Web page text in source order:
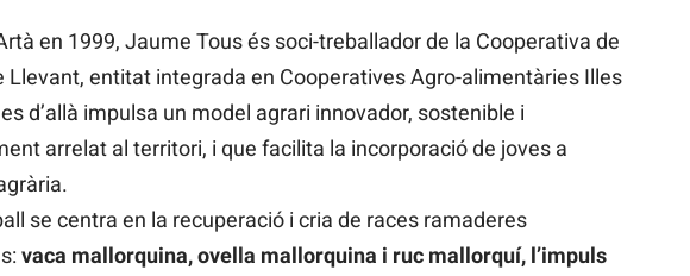
en 1999, Jaume Tous és soci-treballador de la Cooperativa de
Llevant, entitat integrada en Cooperatives Agro-alimentàries Illes
d’allà impulsa un model agrari innovador, sostenible i
arrelat al territori, i que facilita la incorporació de joves a
se centra en la recuperació i cria de races ramaderes
vaca mallorquina, ovella mallorquina i ruc mallorquí, l’impuls